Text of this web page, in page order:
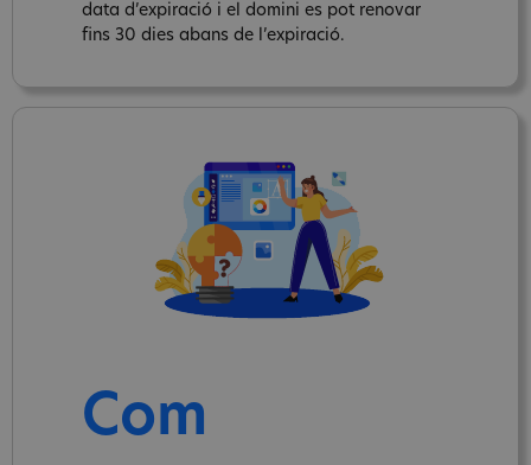
data d’expiració i el domini es pot renovar
fins 30 dies abans de l’expiració.
Com